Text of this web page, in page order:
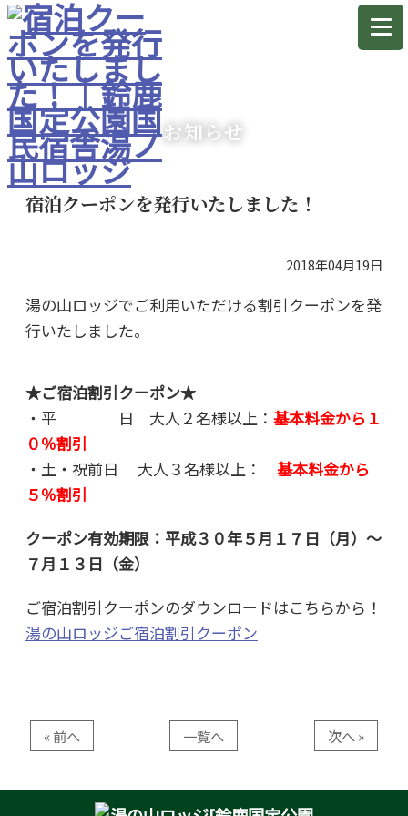
お知らせ
宿泊クーポンを発行いたしました！
2018年04月19日
湯の山ロッジでご利用いただける割引クーポンを発
行いたしました。
★ご宿泊割引クーポン★
・平 日 大人２名様以上： 基本料金から１
０％割引
・土・祝前日 大人３名様以上：
基本料金から
５％割引
クーポン有効期限：平成３０年５月１７日（月）～
７月１３日（金）
ご宿泊割引クーポンのダウンロードはこちらから！
湯の山ロッジご宿泊割引クーポン
« 前へ 一覧へ 次へ »